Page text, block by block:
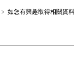
﹥ 如您有興趣取得相關資